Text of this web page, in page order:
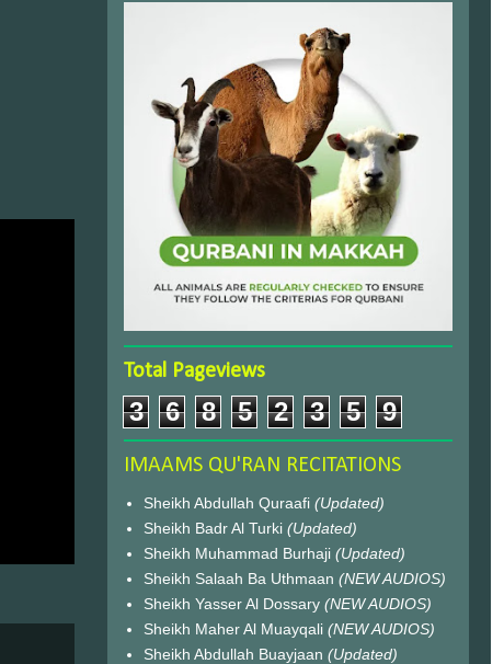
Total Pageviews
3 6 8 5 2 3 5 9
IMAAMS QU'RAN RECITATIONS
Sheikh Abdullah Quraafi (Updated)
Sheikh Badr Al Turki (Updated)
Sheikh Muhammad Burhaji (Updated)
Sheikh Salaah Ba Uthmaan (NEW AUDIOS)
Sheikh Yasser Al Dossary (NEW AUDIOS)
Sheikh Maher Al Muayqali (NEW AUDIOS)
Sheikh Abdullah Buayjaan (Updated)